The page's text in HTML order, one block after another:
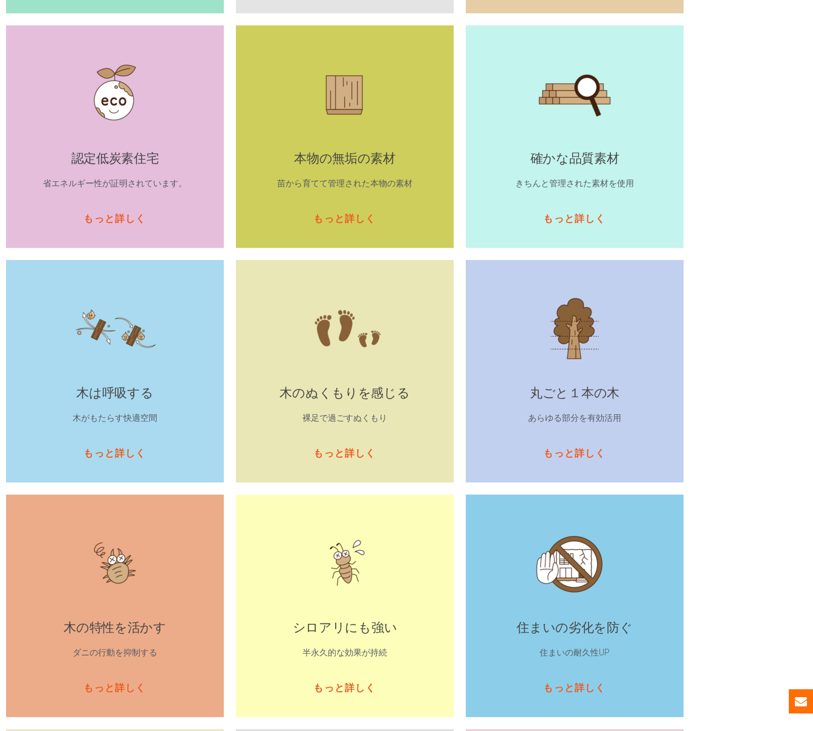
認定低炭素住宅
省エネルギー性が証明されています。
もっと詳しく
本物の無垢の素材
苗から育てて管理された本物の素材
もっと詳しく
確かな品質素材
きちんと管理された素材を使用
もっと詳しく
木は呼吸する
木がもたらす快適空間
もっと詳しく
木のぬくもりを感じる
裸足で過ごすぬくもり
もっと詳しく
丸ごと１本の木
あらゆる部分を有効活用
もっと詳しく
木の特性を活かす
ダニの行動を抑制する
もっと詳しく
シロアリにも強い
半永久的な効果が持続
もっと詳しく
住まいの劣化を防ぐ
住まいの耐久性UP
もっと詳しく